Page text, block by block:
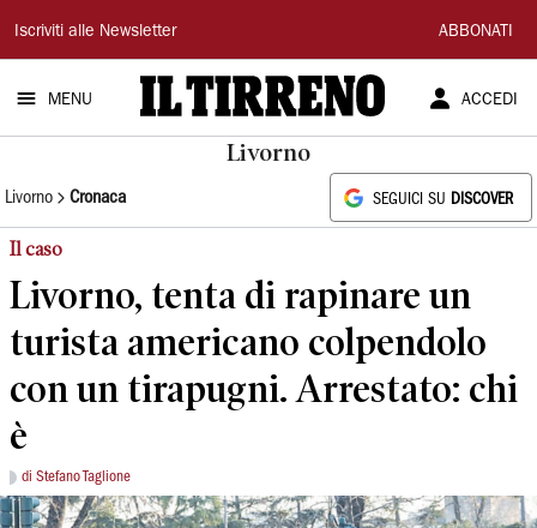
Il
Tirreno
Iscriviti alle Newsletter ABBONATI
MENU ACCEDI
Livorno
Livorno Cronaca SEGUICI SU DISCOVER
Il caso
Livorno, tenta di rapinare un
turista americano colpendolo
con un tirapugni. Arrestato: chi
è
di Stefano Taglione